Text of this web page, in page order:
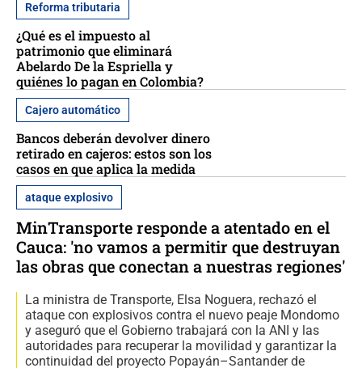
Reforma tributaria
¿Qué es el impuesto al
patrimonio que eliminará
Abelardo De la Espriella y
quiénes lo pagan en Colombia?
Cajero automático
Bancos deberán devolver dinero
retirado en cajeros: estos son los
casos en que aplica la medida
ataque explosivo
MinTransporte responde a atentado en el
Cauca: 'no vamos a permitir que destruyan
las obras que conectan a nuestras regiones'
La ministra de Transporte, Elsa Noguera, rechazó el
ataque con explosivos contra el nuevo peaje Mondomo
y aseguró que el Gobierno trabajará con la ANI y las
autoridades para recuperar la movilidad y garantizar la
continuidad del proyecto Popayán–Santander de